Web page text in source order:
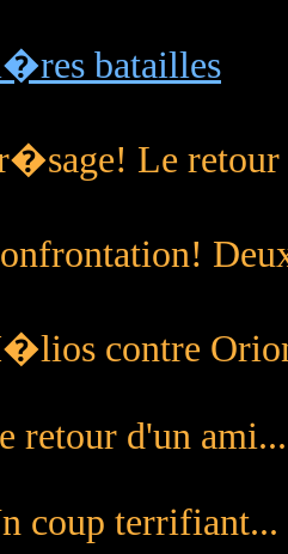
batailles
Le retour
contre
retour d'un ami...
coup terrifiant...